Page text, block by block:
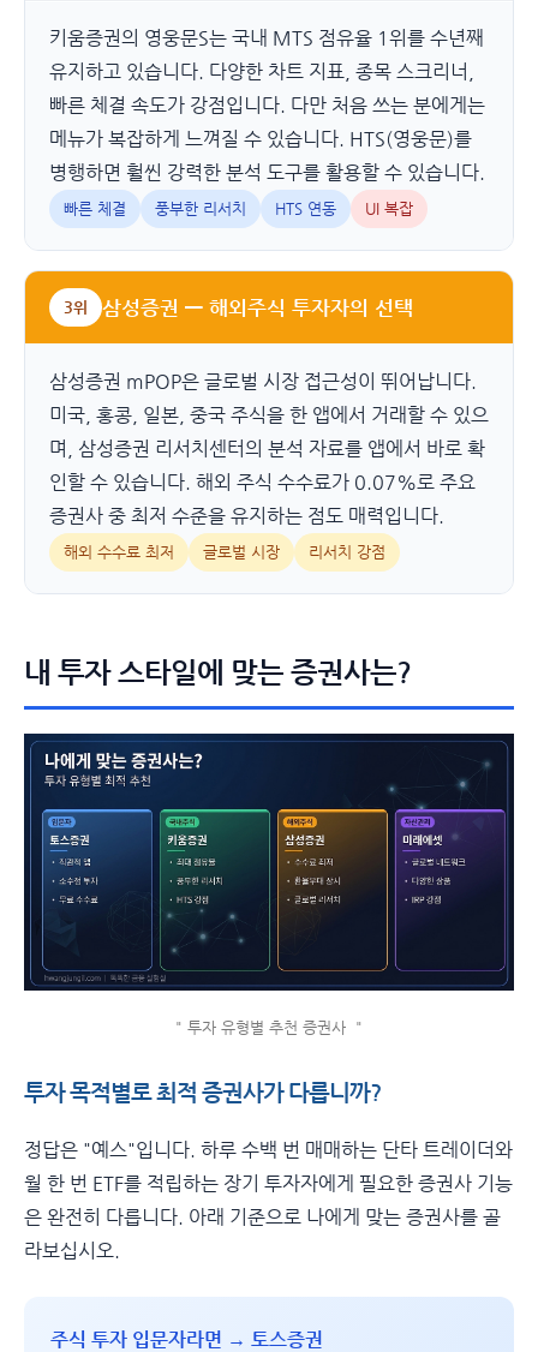
키움증권의 영웅문S는 국내 MTS 점유율 1위를 수년째
유지하고 있습니다. 다양한 차트 지표, 종목 스크리너,
빠른 체결 속도가 강점입니다. 다만 처음 쓰는 분에게는
메뉴가 복잡하게 느껴질 수 있습니다. HTS(영웅문)를
병행하면 훨씬 강력한 분석 도구를 활용할 수 있습니다.
빠른 체결 풍부한 리서치 HTS 연동 UI 복잡
3위 삼성증권 — 해외주식 투자자의 선택
삼성증권 mPOP은 글로벌 시장 접근성이 뛰어납니다.
미국, 홍콩, 일본, 중국 주식을 한 앱에서 거래할 수 있으
며, 삼성증권 리서치센터의 분석 자료를 앱에서 바로 확
인할 수 있습니다. 해외 주식 수수료가 0.07%로 주요
증권사 중 최저 수준을 유지하는 점도 매력입니다.
해외 수수료 최저 글로벌 시장 리서치 강점
내 투자 스타일에 맞는 증권사는?
" 투자 유형별 추천 증권사 "
투자 목적별로 최적 증권사가 다릅니까?
정답은 "예스"입니다. 하루 수백 번 매매하는 단타 트레이더와
월 한 번 ETF를 적립하는 장기 투자자에게 필요한 증권사 기능
은 완전히 다릅니다. 아래 기준으로 나에게 맞는 증권사를 골
라보십시오.
주식 투자 입문자라면 → 토스증권